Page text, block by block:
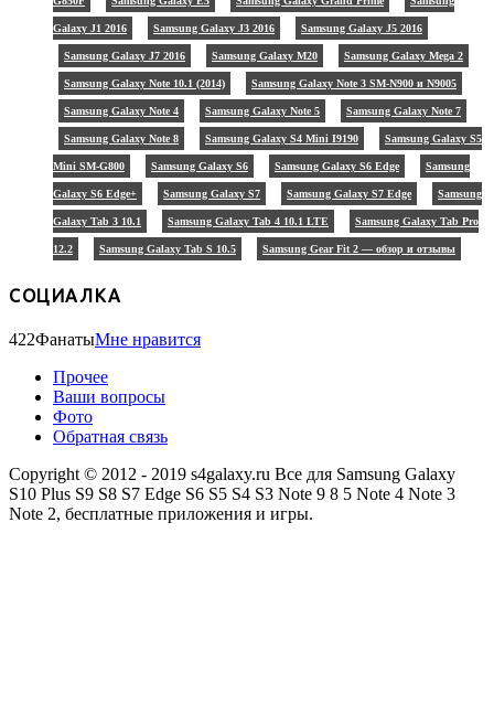
Galaxy J1 2016 Samsung Galaxy J3 2016 Samsung Galaxy J5 2016
Samsung Galaxy J7 2016 Samsung Galaxy M20 Samsung Galaxy Mega 2
Samsung Galaxy Note 10.1 (2014) Samsung Galaxy Note 3 SM-N900 и N9005
Samsung Galaxy Note 4 Samsung Galaxy Note 5 Samsung Galaxy Note 7
Samsung Galaxy Note 8 Samsung Galaxy S4 Mini I9190 Samsung Galaxy S5
Mini SM-G800 Samsung Galaxy S6 Samsung Galaxy S6 Edge Samsung
Galaxy S6 Edge+ Samsung Galaxy S7 Samsung Galaxy S7 Edge Samsung
Galaxy Tab 3 10.1 Samsung Galaxy Tab 4 10.1 LTE Samsung Galaxy Tab Pro
12.2 Samsung Galaxy Tab S 10.5 Samsung Gear Fit 2 — обзор и отзывы
СОЦИАЛКА
422ФанатыМне нравится
Прочее
Ваши вопросы
Фото
Обратная связь
Copyright © 2012 - 2019 s4galaxy.ru Все для Samsung Galaxy
S10 Plus S9 S8 S7 Edge S6 S5 S4 S3 Note 9 8 5 Note 4 Note 3
Note 2, бесплатные приложения и игры.